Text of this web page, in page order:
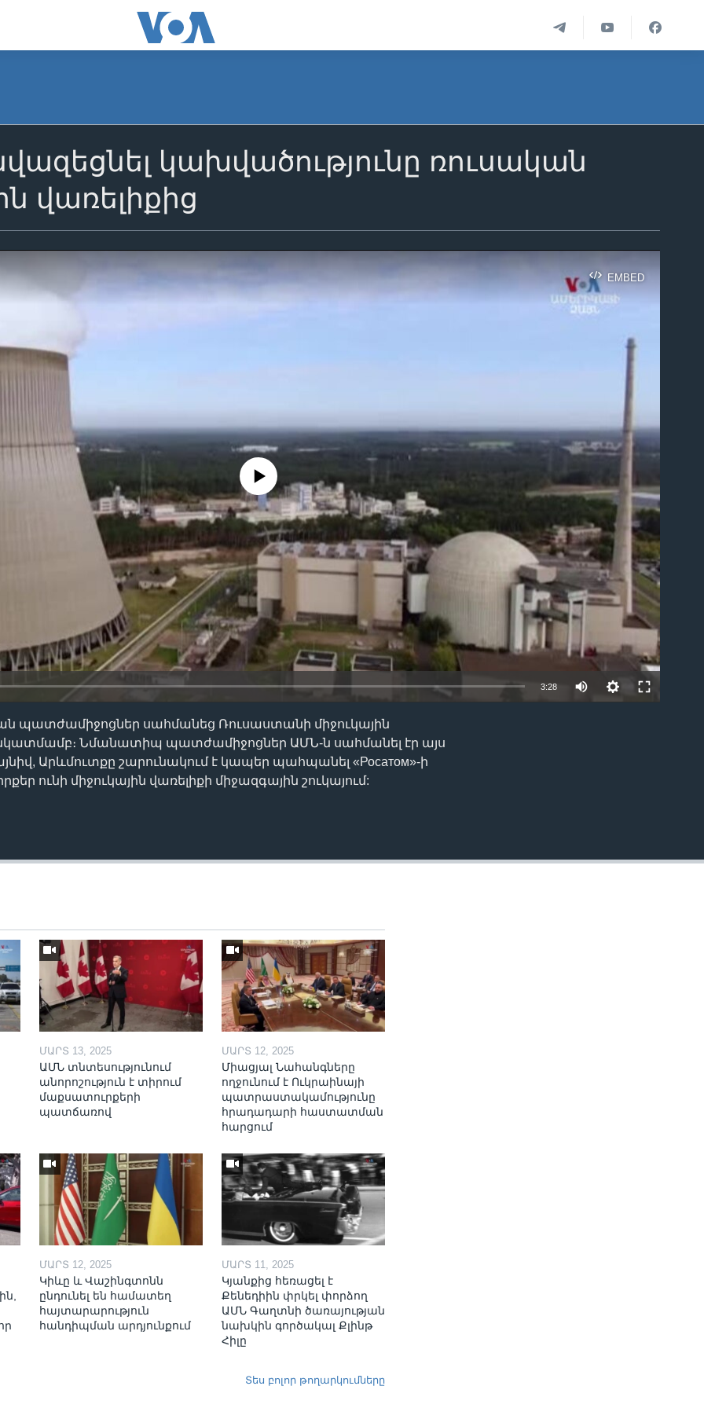
կախվածությունը ռուսական
վառելիքից
EMBED
No media source currently available
3:28
պատժամիջոցներ սահմանեց Ռուսաստանի միջուկային
նկատմամբ։ Նմանատիպ պատժամիջոցներ ԱՄՆ-ն սահմանել էր այս
Արևմուտքը շարունակում է կապեր պահպանել «Росатом»-ի
ունի միջուկային վառելիքի միջազգային շուկայում:
ՄԱՐՏ 13, 2025
ԱՄՆ տնտեսությունում
անորոշություն է տիրում
մաքսատուրքերի
պատճառով
ՄԱՐՏ 12, 2025
Միացյալ Նահանգները
ողջունում է Ուկրաինայի
պատրաստակամությունը
հրադադարի հաստատման
հարցում
ՄԱՐՏ 12, 2025
Կիևը և Վաշինգտոնն
ընդունել են համատեղ
հայտարարություն
հանդիպման արդյունքում
ՄԱՐՏ 11, 2025
Կյանքից հեռացել է
Քենեդիին փրկել փորձող
ԱՄՆ Գաղտնի ծառայության
նախկին գործակալ Քլինթ
Հիլը
Տես բոլոր թողարկումները